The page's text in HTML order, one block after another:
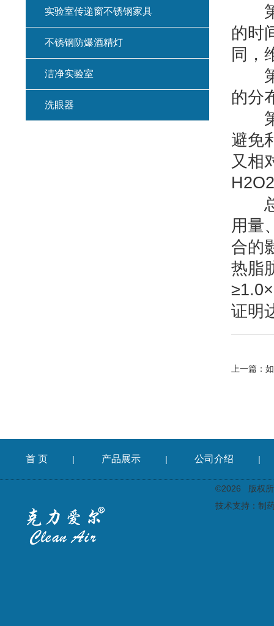
第
的时
同，
第
的分
第
避免
又相
总
用量
合的
热脂
证明
上一篇：
实验室传递窗不锈钢家具
不锈钢防爆酒精灯
洁净实验室
洗眼器
首 页 | 产品展示 | 公司介绍 |
©2026 版权所
技术支持： 制